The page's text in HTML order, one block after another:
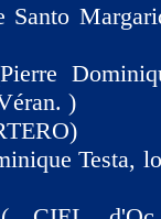
Santo
)
Testa,